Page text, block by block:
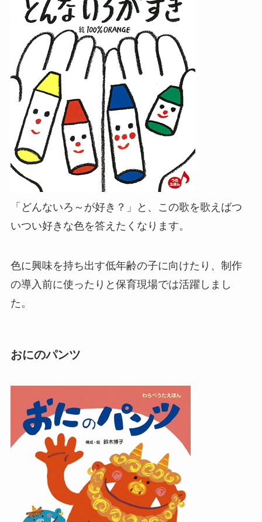
「どんないろ～が好き？」と、この歌を歌えばつ
いつい好きな色を答えたくなります。
色に興味を持ち出す低年齢の子に向けたり、制作
の導入前に使ったりと保育現場では活躍しまし
た。
おにのパンツ